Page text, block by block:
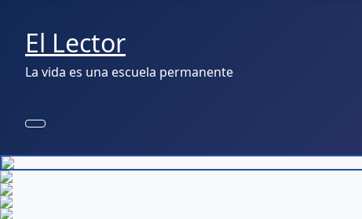
El Lector
La vida es una escuela permanente